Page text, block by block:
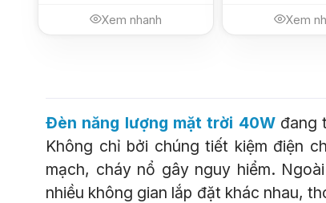
Xem nhanh Xem
Đèn năng lượng mặt trời 40Wđang
Không chỉ bởi chúng tiết kiệm điện
mạch, cháy nổ gây nguy hiểm.
nhiều không gian lắp đặt khác nhau,